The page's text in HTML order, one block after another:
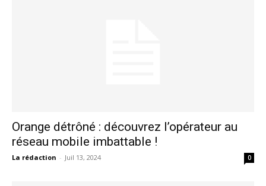
Orange détrôné : découvrez l’opérateur au
réseau mobile imbattable !
La rédaction - Juil 13, 2024 0